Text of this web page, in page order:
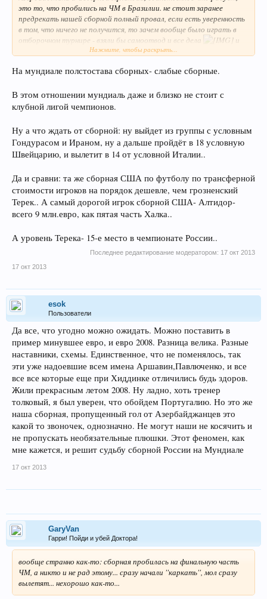
это то, что пробились на ЧМ в Бразилии. не стоит заранее
предрекать нашей сборной полный провал, если есть уверенность
в том, что ничего не получится, то зачем вообще было играть в
отборочном турнире - взяли бы самоотвод и все дела
и
вообще странно как-то: сборная пробилась на финальную часть
вылетят... нехорошо как-то...
Нажмите, чтобы раскрыть...
На мундиале полстостава сборных- слабые сборные.
В этом отношении мундиаль даже и близко не стоит с
клубной лигой чемпионов.
Ну а что ждать от сборной: ну выйдет из группы с условным
Гондурасом и Ираном, ну а дальше пройдёт в 18 условную
Швейцарию, и вылетит в 14 от условной Италии..
Да и сравни: та же сборная США по футболу по трансферной
стоимости игроков на порядок дешевле, чем грозненский
Терек.. А самый дорогой игрок сборной США- Алтидор-
всего 9 млн.евро, как пятая часть Халка..
А уровень Терека- 15-е место в чемпионате России..
Последнее редактирование модератором: 17 окт 2013
17 окт 2013
esok
Пользователи
Да все, что угодно можно ожидать. Можно поставить в
пример минувшее евро, и евро 2008. Разница велика. Разные
наставники, схемы. Единственное, что не поменялось, так
эти уже надоевшие всем имена Аршавин,Павлюченко, и все
все все которые еще при Хиддинке отличились будь здоров.
Жили прекрасным летом 2008. Ну ладно, хоть тренер
толковый, я был уверен, что обойдем Португалию. Но это же
наша сборная, пропущенный гол от Азербайджанцев это
какой то звоночек, однозначно. Не могут наши не косячить и
не пропускать необязательные плюшки. Этот феномен, как
мне кажется, и решит судьбу сборной России на Мундиале
17 окт 2013
GaryVan
Гарри! Пойди и убей Доктора!
вообще странно как-то: сборная пробилась на финальную часть
ЧМ, а никто и не рад этому... сразу начали ''каркать'', мол сразу
вылетят... нехорошо как-то...